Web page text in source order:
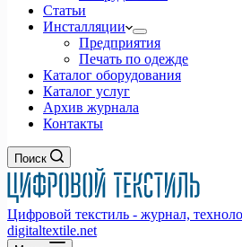
Статьи
Инсталляции
Предприятия
Печать по одежде
Каталог оборудования
Каталог услуг
Архив журнала
Контакты
Поиск
Цифровой текстиль - журнал,
digitaltextile.net